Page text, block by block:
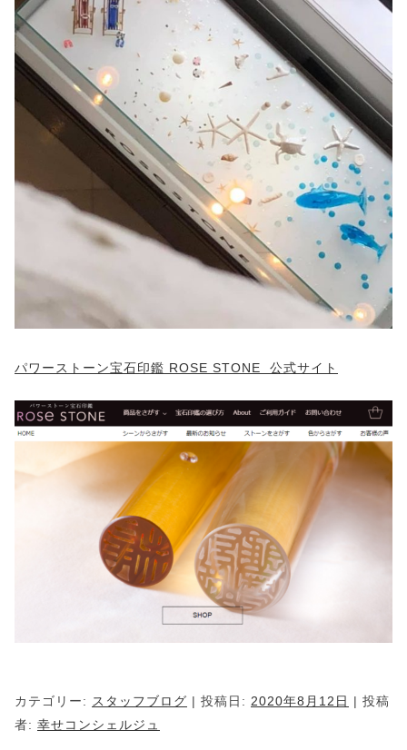
パワーストーン宝石印鑑 ROSE STONE 公式サイト
カテゴリー: スタッフブログ | 投稿日: 2020年8月12日 | 投稿
者: 幸せコンシェルジュ